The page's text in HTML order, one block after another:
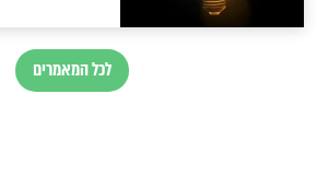
המסמך האבוד
במרתפי
הנדיר של